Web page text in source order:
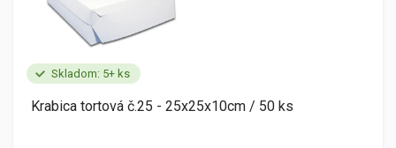
Skladom: 5+ ks
Krabica tortová č.25 - 25x25x10cm / 50 ks